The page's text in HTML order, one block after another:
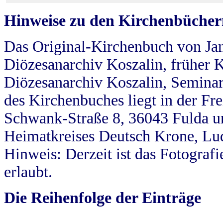
Hinweise zu den
Das Original-Kirchenbuch von
Diözesanarchiv Koszalin, früher
Diözesanarchiv Koszalin,
des Kirchenbuches liegt in der
Schwank-Straße 8, 36043 Fulda
Heimatkreises Deutsch Krone,
Hinweis: Derzeit ist das
erlaubt.
Die Reihenfolge der Einträge